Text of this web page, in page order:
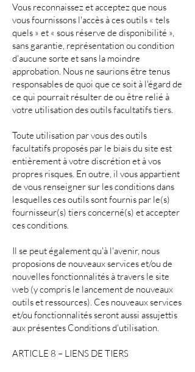
Vous reconnaissez et acceptez que nous
vous fournissons l'accès à ces outils « tels
quels » et « sous réserve de disponibilité »,
sans garantie, représentation ou condition
d'aucune sorte et sans la moindre
approbation. Nous ne saurions être tenus
responsables de quoi que ce soit à l'égard de
ce qui pourrait résulter de ou être relié à
votre utilisation des outils facultatifs tiers.
Toute utilisation par vous des outils
facultatifs proposés par le biais du site est
entièrement à votre discrétion et à vos
propres risques. En outre, il vous appartient
de vous renseigner sur les conditions dans
lesquelles ces outils sont fournis par le(s)
fournisseur(s) tiers concerné(s) et accepter
ces conditions.
Il se peut également qu'à l'avenir, nous
proposions de nouveaux services et/ou de
nouvelles fonctionnalités à travers le site
web (y compris le lancement de nouveaux
outils et ressources). Ces nouveaux services
et/ou fonctionnalités seront aussi assujettis
aux présentes Conditions d'utilisation.
ARTICLE 8 – LIENS DE TIERS